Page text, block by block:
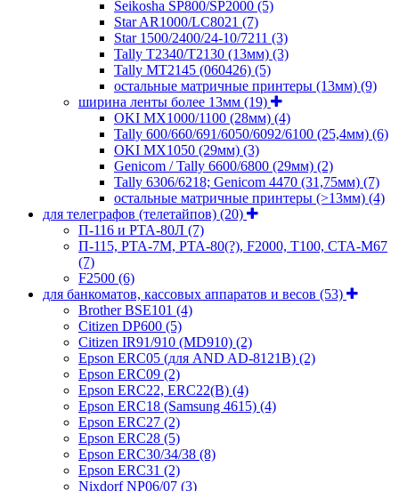
Seikosha SP800/SP2000 (5)
Star AR1000/LC8021 (7)
Star 1500/2400/24-10/7211 (3)
Tally T2340/T2130 (13мм) (3)
Tally MT2145 (060426) (5)
остальные матричные принтеры (13мм) (9)
ширина ленты более 13мм (19)
OKI MX1000/1100 (28мм) (4)
Tally 600/660/691/6050/6092/6100 (25,4мм) (6)
OKI MX1050 (29мм) (3)
Genicom / Tally 6600/6800 (29мм) (2)
Tally 6306/6218; Genicom 4470 (31,75мм) (7)
остальные матричные принтеры (>13мм) (4)
для телеграфов (телетайпов) (20)
П-116 и РТА-80Л (7)
П-115, РТА-7М, РТА-80(?), F2000, T100, СТА-М67
(7)
F2500 (6)
для банкоматов, кассовых аппаратов и весов (53)
Brother BSE101 (4)
Citizen DP600 (5)
Citizen IR91/910 (MD910) (2)
Epson ERC05 (для AND AD-8121B) (2)
Epson ERC09 (2)
Epson ERC22, ERC22(B) (4)
Epson ERC18 (Samsung 4615) (4)
Epson ERC27 (2)
Epson ERC28 (5)
Epson ERC30/34/38 (8)
Epson ERC31 (2)
Nixdorf NP06/07 (3)